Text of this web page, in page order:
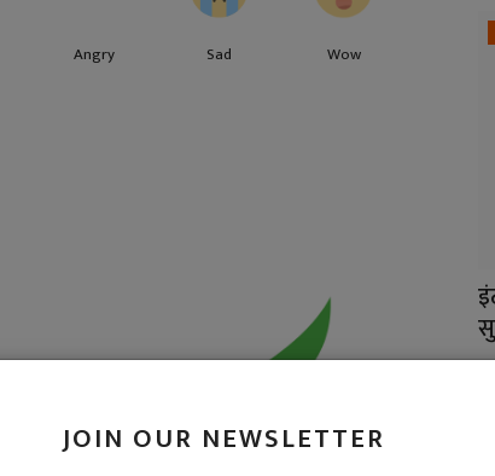
JOIN OUR NEWSLETTER
Angry Sad Wow
'पहले हमें गोली मारो, फिर बांध बनाओ' हितलकुडुम